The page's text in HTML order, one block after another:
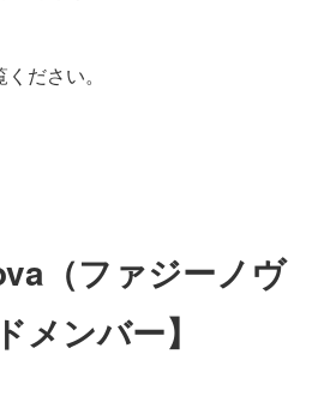
ださい。
（ファジーノヴ
ンバー】